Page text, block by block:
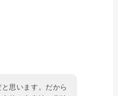
思います。だから